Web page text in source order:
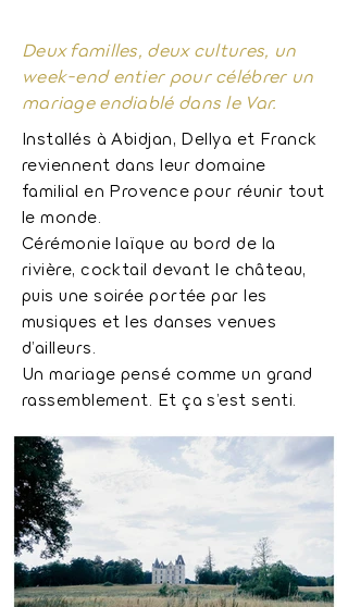
Deux familles, deux cultures, un
week-end entier pour célébrer un
mariage endiablé dans le Var.
Installés à Abidjan, Dellya et Franck
reviennent dans leur domaine
familial en Provence pour réunir tout
le monde.
Cérémonie laïque au bord de la
rivière, cocktail devant le château,
puis une soirée portée par les
musiques et les danses venues
d’ailleurs.
Un mariage pensé comme un grand
rassemblement. Et ça s’est senti.